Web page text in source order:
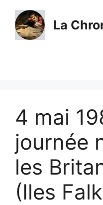
contenu
La
4 mai
journée
les
(Iles